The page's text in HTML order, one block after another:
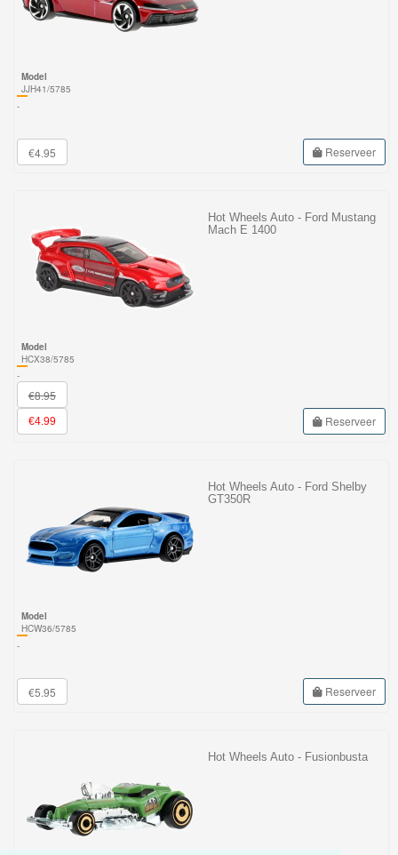
Model
JJH41/5785
-
€4.95 Reserveer
Hot Wheels Auto - Ford Mustang
Mach E 1400
Model
HCX38/5785
-
€8.95
€4.99 Reserveer
Hot Wheels Auto - Ford Shelby
GT350R
Model
HCW36/5785
-
€5.95 Reserveer
Hot Wheels Auto - Fusionbusta